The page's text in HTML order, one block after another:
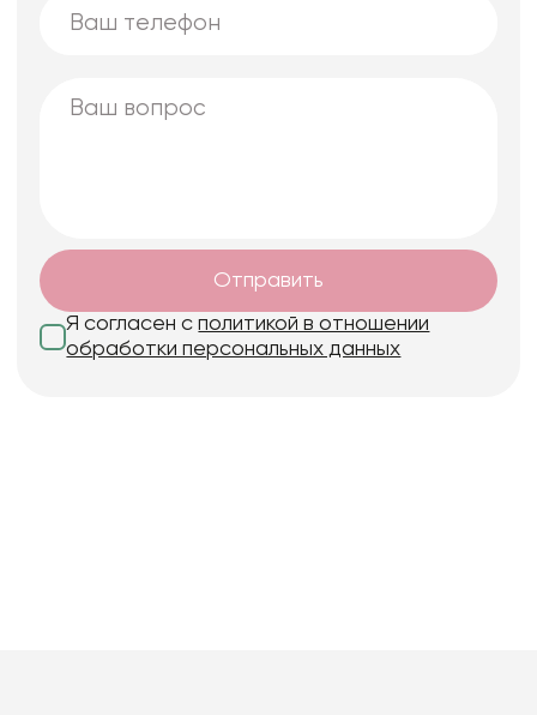
Отправить
Я согласен сполитикой в отношении
обработки персональных данных